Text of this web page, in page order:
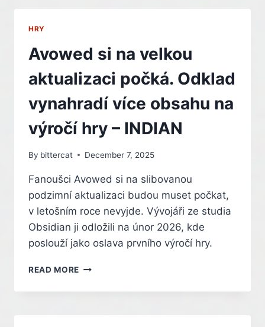
ČEKÁ
OBSAH
S
HRDINOU
GTA
V
–
HRY
Avowed si na velkou
aktualizaci počká. Odklad
vynahradí více obsahu na
výročí hry – INDIAN
By bittercat December 7, 2025
Fanoušci Avowed si na slibovanou
podzimní aktualizaci budou muset počkat,
v letošním roce nevyjde. Vývojáři ze studia
Obsidian ji odložili na únor 2026, kde
poslouží jako oslava prvního výročí hry.
READ MORE AVOWED
NA